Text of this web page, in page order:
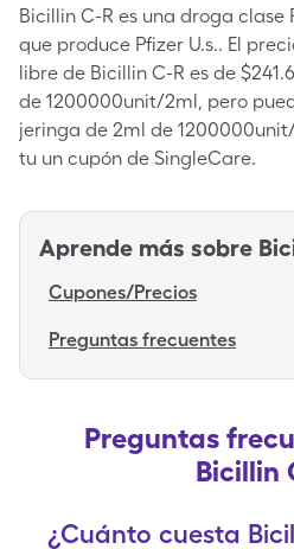
Bicillin C-R es una droga
que produce Pfizer U.s.. El
libre de Bicillin C-R es de
de 1200000unit/2ml, pero
jeringa de 2ml de
tu un cupón de SingleCare.
Aprende más sobre
Cupones/Precios
Preguntas frecuentes
Preguntas
Bicillin
¿Cuánto cuesta